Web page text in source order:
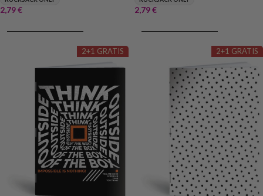
2,79€ 2,79€
2+1 GRATIS 2+1 GRATIS